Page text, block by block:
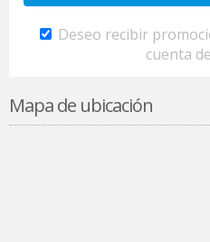
Deseo recibir
cuenta
Mapa de ubicación